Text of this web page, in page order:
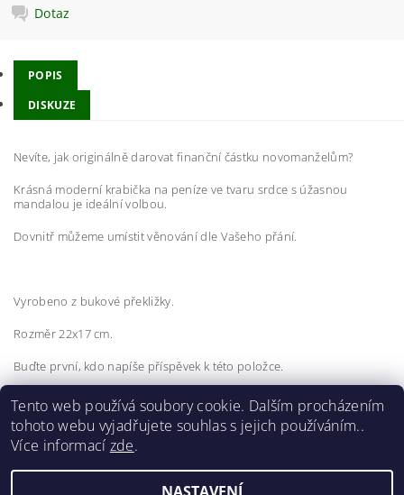
Dotaz
POPIS
DISKUZE
Nevíte, jak originálně darovat finanční částku novomanželům?
Krásná moderní krabička na peníze ve tvaru srdce s úžasnou
mandalou je ideální volbou.
Dovnitř můžeme umístit věnování dle Vašeho přání.
Vyrobeno z bukové překližky.
Rozměr 22x17 cm.
Buďte první, kdo napíše příspěvek k této položce.
Přidat komentář
Tento web používá soubory cookie. Dalším procházením
tohoto webu vyjadřujete souhlas s jejich používáním..
Více informací zde.